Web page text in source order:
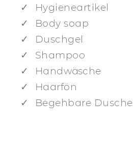
Hygieneartikel
Body soap
Duschgel
Shampoo
Handwäsche
Haarfön
Begehbare Dusche